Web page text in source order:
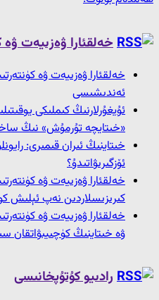
خەلقئارا ۋەزىيەت ۋە
ئەندىشىسى
ئۇيغۇرلارنىڭ كىملىكى
«خىتايچە تۇرمۇش» نىڭ
خىتاينىڭ ئىران قىمىرى:
ئۆزگىرىۋاتىدۇ؟
كىرىزىسلاردىن نەپ ئېلىش
ۋە خىتاينىڭ كۈچىيىۋاتقان
رادىيو كۇتۇپخانىسى